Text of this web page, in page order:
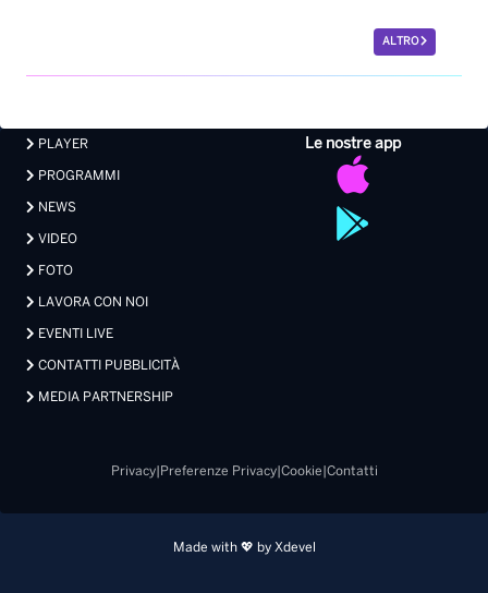
ALTRO
Le nostre app
PLAYER
PROGRAMMI
NEWS
VIDEO
FOTO
LAVORA CON NOI
EVENTI LIVE
CONTATTI PUBBLICITÀ
MEDIA PARTNERSHIP
Privacy| Preferenze Privacy| Cookie Contatti
Made with 💖 by Xdevel